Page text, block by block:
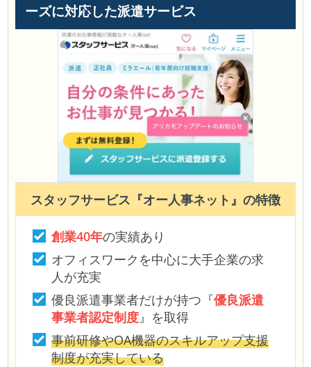
ーズに対応した派遣サービス
スタッフサービス『オー人事ネット』 の特徴
創業40年の実績あり
オフィスワークを中心に大手企業の求
人が充実
優良派遣事業者だけが持つ『優良派遣
事業者認定制度』を取得
事前研修やOA機器のスキルアップ支援
制度が充実している